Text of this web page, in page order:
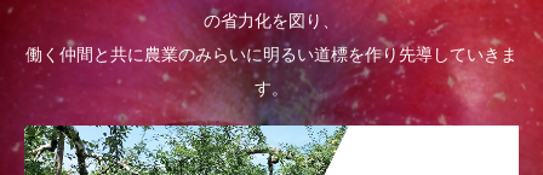
の省力化を図り、
働く仲間と共に農業のみらいに明るい道標を作り先導していきま
す。